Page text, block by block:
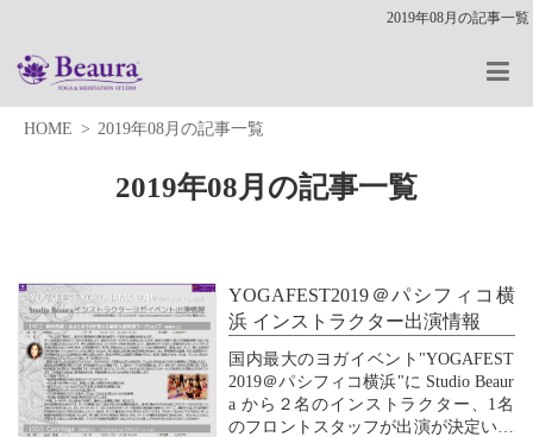
2019年08月の記事一覧
HOME 2019年08月の記事一覧
2019年08月の記事一覧
YOGAFEST2019＠パシフィコ横
浜 インストラクター出演情報
国内最大のヨガイベント"YOGAFEST
2019＠パシフィコ横浜"に Studio Beaur
a から２名のインストラクター、1名
のフロントスタッフが出演が決定いた